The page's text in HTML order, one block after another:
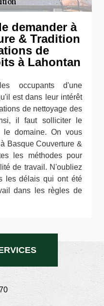
demander à
& Tradition
de
à Lahontan
occupants d'une
est dans leur intérêt
de nettoyage des
il faut solliciter le
le domaine. On vous
Basque Couverture &
les méthodes pour
de travail. N'oubliez
les délais qui ont été
dans les règles de